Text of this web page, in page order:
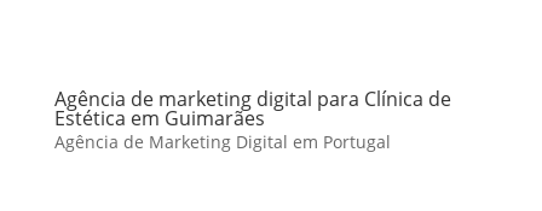
Agência de marketing digital para Clínica de
Estética em Guimarães
Agência de Marketing Digital em Portugal